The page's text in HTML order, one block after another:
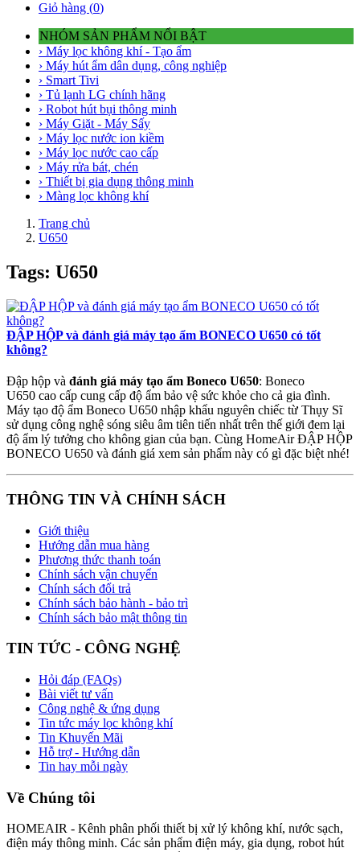
Giỏ hàng (0)
NHÓM SẢN PHẨM NỔI BẬT
› Máy lọc không khí - Tạo ẩm
› Máy hút ẩm dân dụng, công nghiệp
› Smart Tivi
› Tủ lạnh LG chính hãng
› Robot hút bụi thông minh
› Máy Giặt - Máy Sấy
› Máy lọc nước ion kiềm
› Máy lọc nước cao cấp
› Máy rửa bát, chén
› Thiết bị gia dụng thông minh
› Màng lọc không khí
Trang chủ
U650
Tags: U650
ĐẬP HỘP và đánh giá máy tạo ẩm BONECO U650 có tốt
không?
Đập hộp và đánh giá máy tạo ẩm Boneco U650: Boneco
U650 cao cấp cung cấp độ ẩm bảo vệ sức khỏe cho cả gia đình.
Máy tạo độ ẩm Boneco U650 nhập khẩu nguyên chiếc từ Thụy Sĩ
sử dụng công nghệ sóng siêu âm tiên tiến nhất trên thế giới đem lại
độ ẩm lý tưởng cho không gian của bạn. Cùng HomeAir ĐẬP HỘP
BONECO U650 và đánh giá xem sản phẩm này có gì đặc biệt nhé!
THÔNG TIN VÀ CHÍNH SÁCH
Giới thiệu
Hướng dẫn mua hàng
Phương thức thanh toán
Chính sách vận chuyển
Chính sách đổi trả
Chính sách bảo hành - bảo trì
Chính sách bảo mật thông tin
TIN TỨC - CÔNG NGHỆ
Hỏi đáp (FAQs)
Bài viết tư vấn
Công nghệ & ứng dụng
Tin tức máy lọc không khí
Tin Khuyến Mãi
Hỗ trợ - Hướng dẫn
Tin hay mỗi ngày
Về Chúng tôi
HOMEAIR - Kênh phân phối thiết bị xử lý không khí, nước sạch,
điện máy thông minh. Các sản phẩm điện máy, gia dụng, robot hút